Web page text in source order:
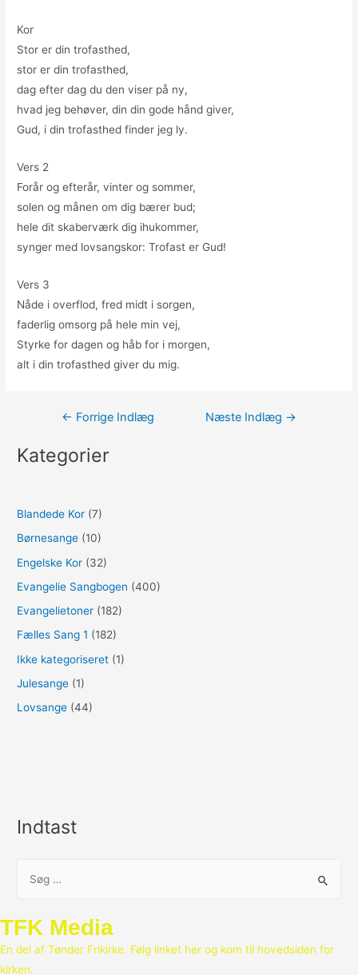
Kor
Stor er din trofasthed,
stor er din trofasthed,
dag efter dag du den viser på ny,
hvad jeg behøver, din din gode hånd giver,
Gud, i din trofasthed finder jeg ly.
Vers 2
Forår og efterår, vinter og sommer,
solen og månen om dig bærer bud;
hele dit skaberværk dig ihukommer,
synger med lovsangskor: Trofast er Gud!
Vers 3
Nåde i overflod, fred midt i sorgen,
faderlig omsorg på hele min vej,
Styrke for dagen og håb for i morgen,
alt i din trofasthed giver du mig.
Indlægsnavigation
← Forrige Indlæg Næste Indlæg →
Kategorier
Blandede Kor (7)
Børnesange (10)
Engelske Kor (32)
Evangelie Sangbogen (400)
Evangelietoner (182)
Fælles Sang 1 (182)
Ikke kategoriseret (1)
Julesange (1)
Lovsange (44)
Indtast
e
f
TFK Media
En del af Tønder Frikirke. Følg linket her og kom til hovedsiden for
kirken.